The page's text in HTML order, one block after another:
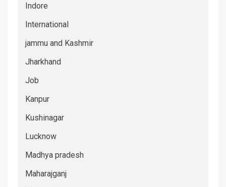
Indore
International
jammu and Kashmir
Jharkhand
Job
Kanpur
Kushinagar
Lucknow
Madhya pradesh
Maharajganj